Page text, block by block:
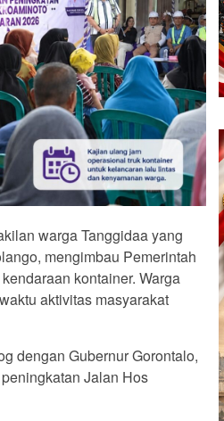
warga Tanggidaa yang
mengimbau Pemerintah
kontainer. Warga
aktivitas masyarakat
dengan Gubernur Gorontalo,
Jalan Hos